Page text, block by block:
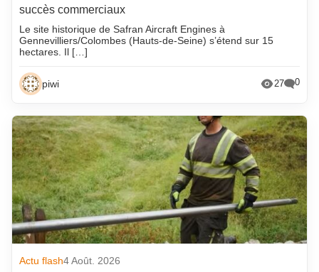
succès commerciaux
Le site historique de Safran Aircraft Engines à
Gennevilliers/Colombes (Hauts-de-Seine) s’étend sur 15
hectares. Il […]
piwi 27 0
Actu flash4 Août. 2026